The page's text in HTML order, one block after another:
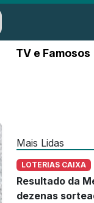
TV e Famosos
Mais Lidas
LOTERIAS CAIXA
Resultado da
dezenas